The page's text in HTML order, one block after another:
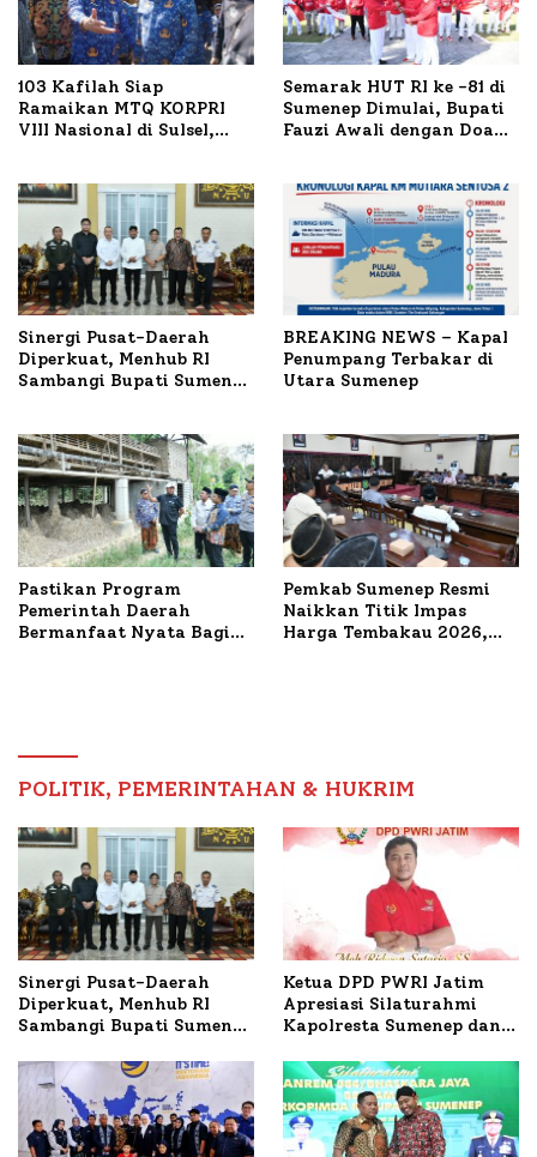
103 Kafilah Siap
Ramaikan MTQ KORPRI
VIII Nasional di Sulsel,
Semarak HUT RI ke -81 di
Sumenep Dimulai, Bupati
Fauzi Awali dengan Doa
Sinergi Pusat-Daerah
Diperkuat, Menhub RI
Sambangi Bupati Sumenep
BREAKING NEWS – Kapal
Penumpang Terbakar di
Utara Sumenep
Pastikan Program
Pemerintah Daerah
Bermanfaat Nyata Bagi
Pemkab Sumenep Resmi
Naikkan Titik Impas
Harga Tembakau 2026,
POLITIK, PEMERINTAHAN & HUKRIM
Sinergi Pusat-Daerah
Diperkuat, Menhub RI
Sambangi Bupati Sumenep
Mutiara Sentosa II
Ketua DPD PWRI Jatim
Apresiasi Silaturahmi
Kapolresta Sumenep dan
Ideal Polri-Pers